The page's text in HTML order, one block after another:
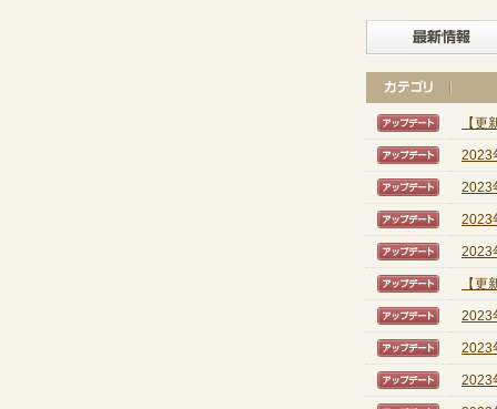
【ア
【
【ア
2023
【ア
2023
【ア
2023
【ア
2023
【ア
【
【ア
2023
【ア
2023
【ア
2023